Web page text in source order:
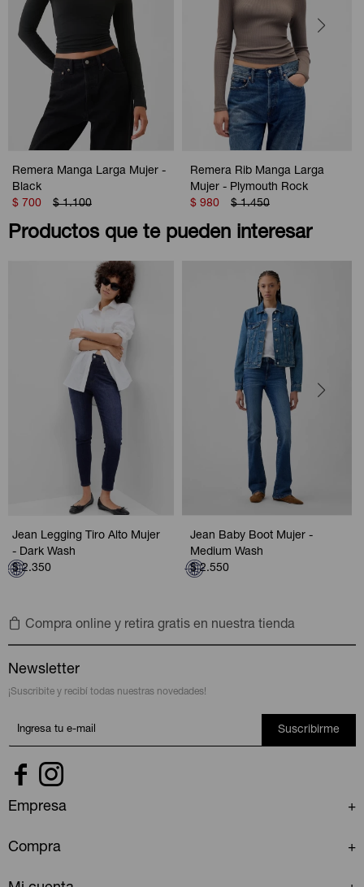
Remera Manga Larga Mujer -
Black
$ 700 $ 1.100
Remera Rib Manga Larga
Mujer - Plymouth Rock
$ 980 $ 1.450
Productos que te pueden interesar
Jean Legging Tiro Alto Mujer
- Dark Wash
$ 2.350
Jean Baby Boot Mujer -
Medium Wash
$ 2.550
Compra online y retira gratis en nuestra tienda
Newsletter
¡Suscribite y recibí todas nuestras novedades!
Suscribirme
 
Empresa
Compra